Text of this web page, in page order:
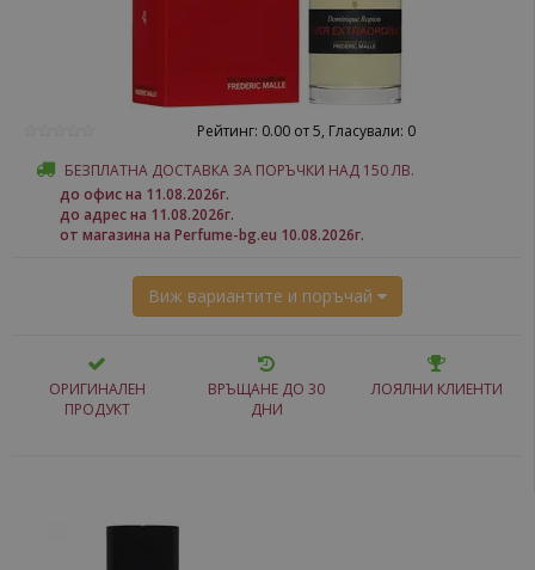
Рейтинг: 0.00 от 5, Гласували: 0
БЕЗПЛАТНА ДОСТАВКА ЗА ПОРЪЧКИ НАД 150 ЛВ.
до офис на 11.08.2026г.
до адрес на 11.08.2026г.
от магазина на Perfume-bg.eu 10.08.2026г.
Виж вариантите и поръчай
ОРИГИНАЛЕН
ПРОДУКТ
ВРЪЩАНЕ ДО 30
ДНИ
ЛОЯЛНИ КЛИЕНТИ